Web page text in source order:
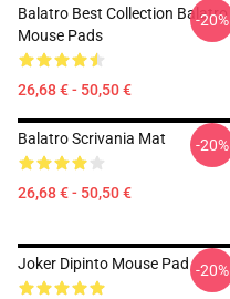
Balatro Best Collection Balatro
Mouse Pads
26,68 € - 50,50 €
-20%
Balatro Scrivania Mat
26,68 € - 50,50 €
-20%
Joker Dipinto Mouse Pad -20%